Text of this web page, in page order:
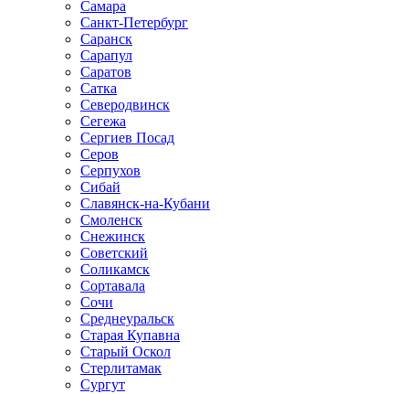
Самара
Санкт-Петербург
Саранск
Сарапул
Саратов
Сатка
Северодвинск
Сегежа
Сергиев Посад
Серов
Серпухов
Сибай
Славянск-на-Кубани
Смоленск
Снежинск
Советский
Соликамск
Сортавала
Сочи
Среднеуральск
Старая Купавна
Старый Оскол
Стерлитамак
Сургут